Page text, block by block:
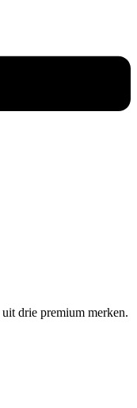
drie premium merken.